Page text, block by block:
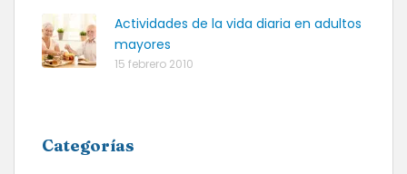
Actividades de la vida diaria en adultos
mayores
15 febrero 2010
Categorías